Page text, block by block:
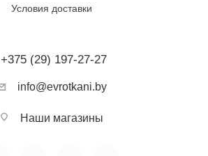
Условия доставки
+375 (29) 197-27-27
info@evrotkani.by
Наши магазины